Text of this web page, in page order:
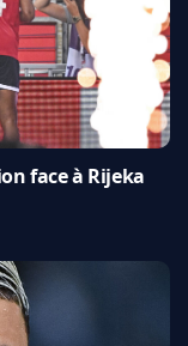
face à Rijeka